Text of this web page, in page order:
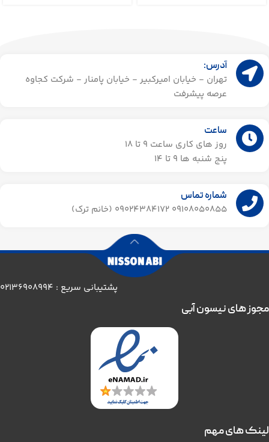
آدرس:
تهران - خیابان امیرکبیر - خیابان پامنار - شرکت کجاوه
عرصه پیشرفت
ساعت
روز های کاری ساعت ۹ تا 18
پنج شنبه ها 9 تا 14​
شماره تماس
09108050855 09024384172 (خانم ترک)
پشتیبانی سریع : 02136908994
لینک های مهم
مجوز های نیسون آبی